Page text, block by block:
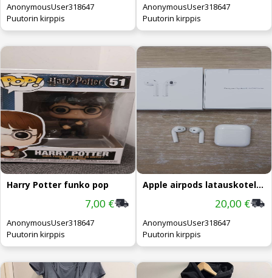
AnonymousUser318647
Puutorin kirppis
AnonymousUser318647
Puutorin kirppis
Harry Potter funko pop
7,00 €
AnonymousUser318647
Puutorin kirppis
Apple airpods latauskotelolla
20,00 €
AnonymousUser318647
Puutorin kirppis